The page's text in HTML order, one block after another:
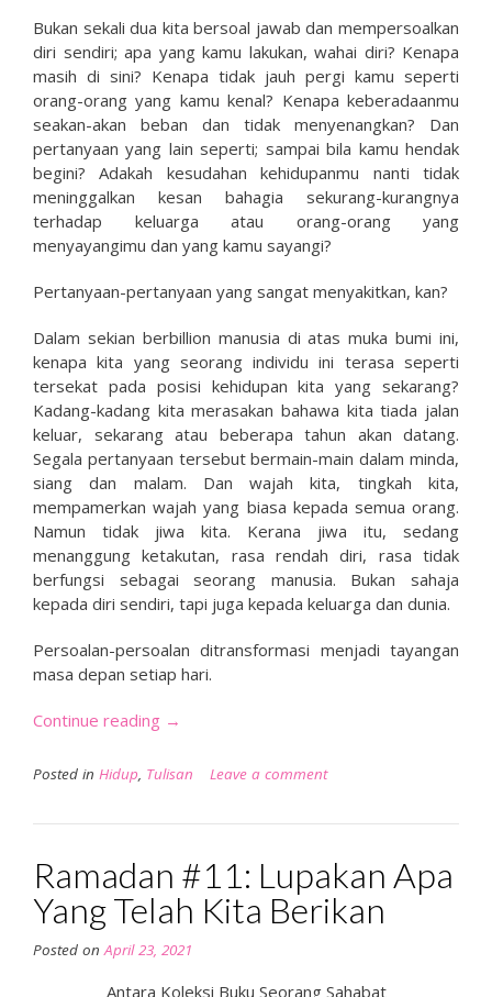
Bukan sekali dua kita bersoal jawab dan mempersoalkan
diri sendiri; apa yang kamu lakukan, wahai diri? Kenapa
masih di sini? Kenapa tidak jauh pergi kamu seperti
orang-orang yang kamu kenal? Kenapa keberadaanmu
seakan-akan beban dan tidak menyenangkan? Dan
pertanyaan yang lain seperti; sampai bila kamu hendak
begini? Adakah kesudahan kehidupanmu nanti tidak
meninggalkan kesan bahagia sekurang-kurangnya
terhadap keluarga atau orang-orang yang
menyayangimu dan yang kamu sayangi?
Pertanyaan-pertanyaan yang sangat menyakitkan, kan?
Dalam sekian berbillion manusia di atas muka bumi ini,
kenapa kita yang seorang individu ini terasa seperti
tersekat pada posisi kehidupan kita yang sekarang?
Kadang-kadang kita merasakan bahawa kita tiada jalan
keluar, sekarang atau beberapa tahun akan datang.
Segala pertanyaan tersebut bermain-main dalam minda,
siang dan malam. Dan wajah kita, tingkah kita,
mempamerkan wajah yang biasa kepada semua orang.
Namun tidak jiwa kita. Kerana jiwa itu, sedang
menanggung ketakutan, rasa rendah diri, rasa tidak
berfungsi sebagai seorang manusia. Bukan sahaja
kepada diri sendiri, tapi juga kepada keluarga dan dunia.
Persoalan-persoalan ditransformasi menjadi tayangan
masa depan setiap hari.
Continue reading “Ketika
Meragui
→
Posted in Hidup, Tulisan Leave a comment
Ramadan #11: Lupakan Apa
Yang Telah Kita Berikan
Posted onApril 23, 2021
Antara Koleksi Buku Seorang Sahabat